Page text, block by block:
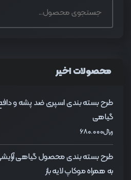
محصولات اخیر
طرح بسته بندی اسپری ضد پشه و
گیاهی
﷼680.000
طرح بسته بندی محصول گیاهی
به همراه موکاپ لایه باز